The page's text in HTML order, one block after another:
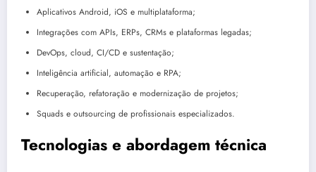
Aplicativos Android, iOS e multiplataforma;
Integrações com APIs, ERPs, CRMs e plataformas legadas;
DevOps, cloud, CI/CD e sustentação;
Inteligência artificial, automação e RPA;
Recuperação, refatoração e modernização de projetos;
Squads e outsourcing de profissionais especializados.
Tecnologias e abordagem técnica